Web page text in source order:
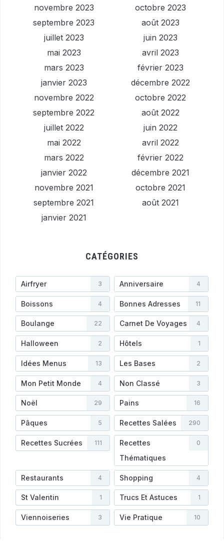
novembre 2023
octobre 2023
septembre 2023
août 2023
juillet 2023
juin 2023
mai 2023
avril 2023
mars 2023
février 2023
janvier 2023
décembre 2022
novembre 2022
octobre 2022
septembre 2022
août 2022
juillet 2022
juin 2022
mai 2022
avril 2022
mars 2022
février 2022
janvier 2022
décembre 2021
novembre 2021
octobre 2021
septembre 2021
août 2021
janvier 2021
CATÉGORIES
Airfryer 3 Anniversaire 4
Boissons 4 Bonnes Adresses 11
Boulange 22 Carnet De Voyages 4
Halloween 2 Hôtels 1
Idées Menus 13 Les Bases 2
Mon Petit Monde 4 Non Classé 3
Noël 29 Pains 16
Pâques 5 Recettes Salées 290
Recettes Sucrées 111
Recettes
Thématiques
0
Restaurants 4 Shopping 4
St Valentin 1 Trucs Et Astuces 1
Viennoiseries 3 Vie Pratique 10